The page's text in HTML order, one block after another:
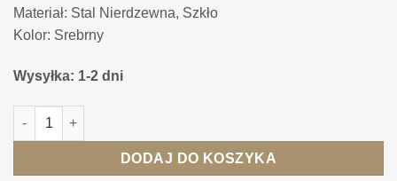
Materiał: Stal Nierdzewna, Szkło
Kolor: Srebrny
Wysyłka: 1-2 dni
ilość STOLIK KAWOWY HAMPTONS srebrna podstawa,
DODAJ DO KOSZYKA